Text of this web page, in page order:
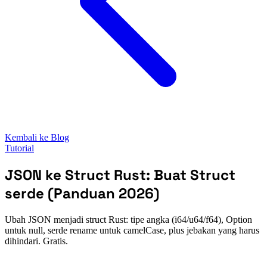
Kembali ke Blog
Tutorial
JSON ke Struct Rust: Buat Struct
serde (Panduan 2026)
Ubah JSON menjadi struct Rust: tipe angka (i64/u64/f64), Option
untuk null, serde rename untuk camelCase, plus jebakan yang harus
dihindari. Gratis.